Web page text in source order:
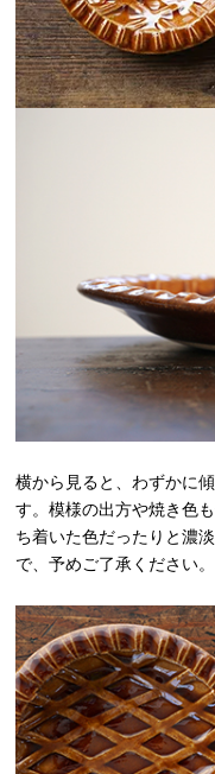
横から見ると、わずかに
す。模様の出方や焼き色
ち着いた色だったりと濃
で、予めご了承ください。